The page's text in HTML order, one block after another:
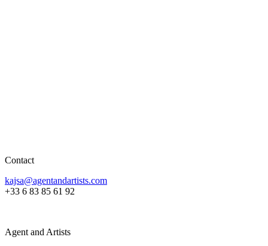
Contact
kajsa@agentandartists.com
+33 6 83 85 61 92
Agent and Artists